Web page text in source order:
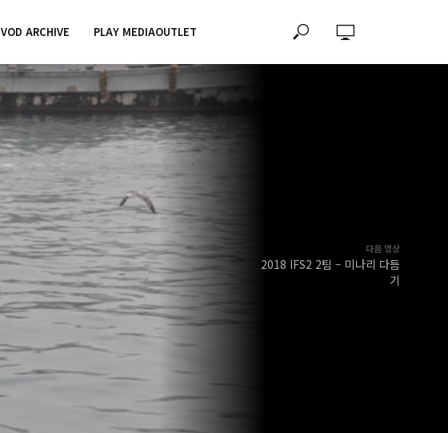
VOD ARCHIVE PLAY MEDIAOUTLET
다음 영상
2018 IFS2 2팀 – 미나리 다듬
기